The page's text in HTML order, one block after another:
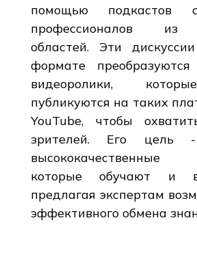
помощью подкастов
профессионалов из
областей. Эти
формате
видеоролики,
публикуются на таких
YouTube, чтобы
зрителей. Его цель -
высококачественные
которые обучают и
предлагая экспертам
эффективного обмена